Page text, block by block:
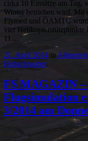
cirka 10 Einsätze am Tag,
Winter betrieben wird. Mit
Flymed und ÖAMTC
vier Helikopterstützpunkte
11…
21. April 2014 in
Hubschrauber.
FS MAGAZIN
Flugsimulation
3/2014 am